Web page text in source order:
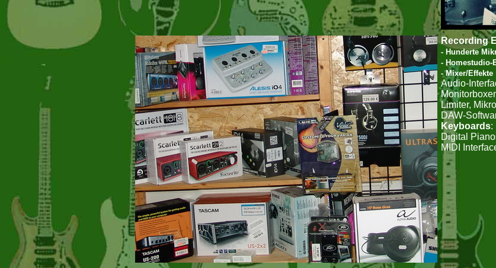
Recording
- Hunderte
- Homestudio-
- Mixer/Effekte
Audio-
Limiter,
DAW-
Keyboards:
Digital
MIDI